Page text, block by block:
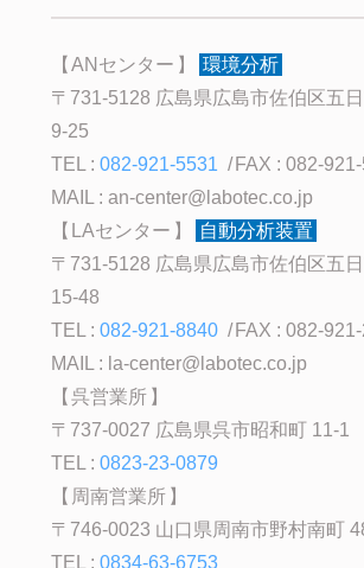
ANセンター
環境分析
〒731-5128 広島県広島市佐伯区五
9-25
TEL :082-921-5531
FAX : 082-
MAIL :an-center@labotec.co.jp
LAセンター
自動分析装置
〒731-5128 広島県広島市佐伯区五
15-48
TEL :082-921-8840
FAX : 082-
MAIL : la-center@labotec.co.jp
呉営業所
〒737-0027 広島県呉市昭和町 11-1
TEL :0823-23-0879
周南営業所
〒746-0023 山口県周南市野村南町
TEL :0834-63-6753